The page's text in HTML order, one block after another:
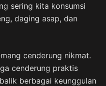
sering kita konsumsi
daging asap, dan
cenderung nikmat.
cenderung praktis
berbagai keunggulan